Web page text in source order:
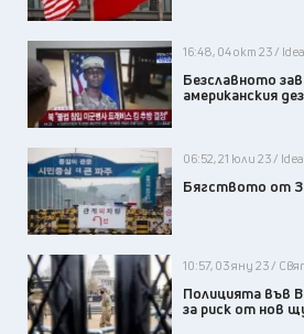
16:48, 04 окт 23 /
Безславното
американския
06:52, 21 юли 23 /
Бягството от
10:57, 03 яну 23 /
Полицията във
за риск от нов